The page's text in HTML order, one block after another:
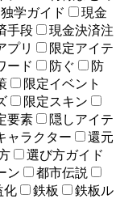
独学ガイド
現金
手段
現金決済注
プリ
限定アイテ
ード 防ぐ
防
限定イベント
限定スキン
要素
隠しアイテ
ャラクター
還元
選び方ガイド
ン
都市伝説
化 鉄板
鉄板ル